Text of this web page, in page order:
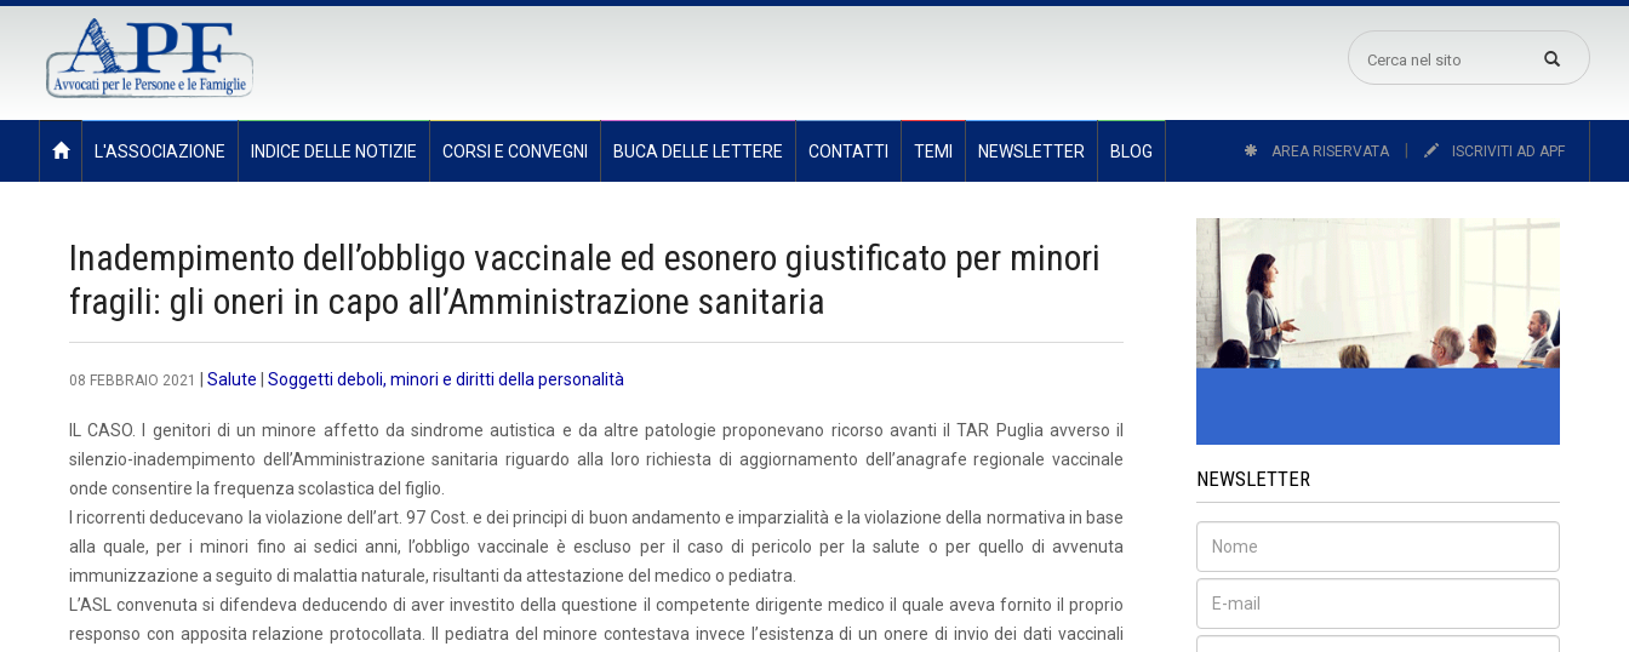
L'ASSOCIAZIONE INDICE DELLE NOTIZIE CORSI E CONVEGNI BUCA DELLE LETTERE CONTATTI TEMI NEWSLETTER BLOG AREA RISERVATA ISCRIVITI AD APF
Inadempimento dell’obbligo vaccinale ed esonero giustificato per minori
fragili: gli oneri in capo all’Amministrazione sanitaria
08 FEBBRAIO 2021 Salute Soggetti deboli, minori e diritti della personalità
IL CASO. I genitori di un minore affetto da sindrome autistica e da altre patologie proponevano ricorso avanti il TAR Puglia avverso il
silenzio-inadempimento dell’Amministrazione sanitaria riguardo alla loro richiesta di aggiornamento dell’anagrafe regionale vaccinale
onde consentire la frequenza scolastica del figlio.
I ricorrenti deducevano la violazione dell’art. 97 Cost. e dei principi di buon andamento e imparzialità e la violazione della normativa in base
alla quale, per i minori fino ai sedici anni, l’obbligo vaccinale è escluso per il caso di pericolo per la salute o per quello di avvenuta
immunizzazione a seguito di malattia naturale, risultanti da attestazione del medico o pediatra.
L’ASL convenuta si difendeva deducendo di aver investito della questione il competente dirigente medico il quale aveva fornito il proprio
responso con apposita relazione protocollata. Il pediatra del minore contestava invece l’esistenza di un onere di invio dei dati vaccinali
NEWSLETTER